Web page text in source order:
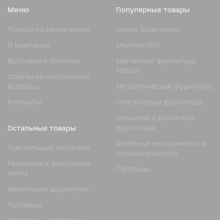
Главная особенность пуговицы-грибка — наличие ножки,
на материале. В отличие от пуговиц с отверстиями, нить
сторону.
Основные конструктивные особенности:
Верхняя часть (шляпка) — округлая, выпуклая или
слегка плоская. Может быть гладкой, матовой,
глянцевой или фактурной.
Ножка — расположена в центре основания и служит для
пришивания или вставки в крепёжный элемент.
Диаметр — варьируется от 10 до 40 мм в зависимости от
назначения.
Материалы — металл, пластик, дерево, corozo, кожа,
Благодаря своей форме пуговица-грибок надёжно
фиксируется, не натирает ткань и не цепляется за
Меню
Товары по назначению
О компании
Выставки и события
Ответы на популярные
вопросы
Контакты
Популярные товары
Нитки Gutermann
Молнии YKK
Магнитная фурнитура
Fidlock
Металлическая фурнитура
Пластиковая фурнитура
Бельевая и корсетная
фурнитура
Швейные инструменты и
принадлежности
Пуговицы
Остальные товары
Текстильные застёжки
Ременная и эластичная
лента
Мебельная фурнитура
Пуговицы